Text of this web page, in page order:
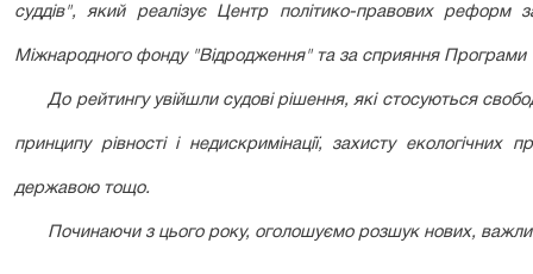
суддів", який реалізує Центр політико-правових реформ
Міжнародного фонду "Відродження" та за сприяння Програми
До рейтингу увійшли судові рішення, які стосуються
принципу рівності і недискримінації, захисту
державою тощо.
Починаючи з цього року, оголошуємо розшук нових,